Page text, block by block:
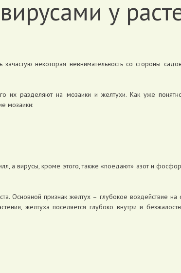
у
некоторая невнимательность со стороны
их разделяют на мозаики и желтухи. Как уже
мозаики:
а вирусы, кроме этого, также «поедают» азот и
Основной признак желтух – глубокое воздействие
желтуха поселяется глубоко внутри и